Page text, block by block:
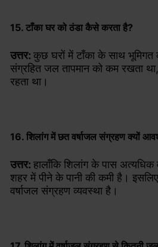
15. टाँका घर को ठंडा कैसे करता है?
उत्तर: कुछ घरों में टाँका के साथ
संग्रहित जल तापमान को कम रखता
रहता था।
16. शिलांग में छत वर्षाजल संग्रहण क्यों
उत्तर: हालाँकि शिलांग के पास अत्यधिक
शहर में पीने के पानी की कमी है।
वर्षाजल संग्रहण व्यवस्था है।